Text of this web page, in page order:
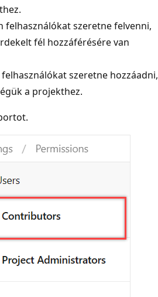
felhasználókat szeretne felvenni,
fél hozzáférésére van
felhasználókat szeretne hozzáadni,
a projekthez.